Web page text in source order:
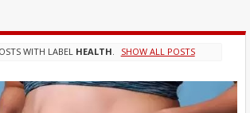
WITH LABEL HEALTH SHOW ALL POSTS